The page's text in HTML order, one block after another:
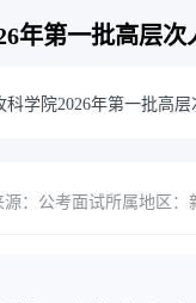
年第一批高层
学院2026年第一批高
源：公考面试所属地区：